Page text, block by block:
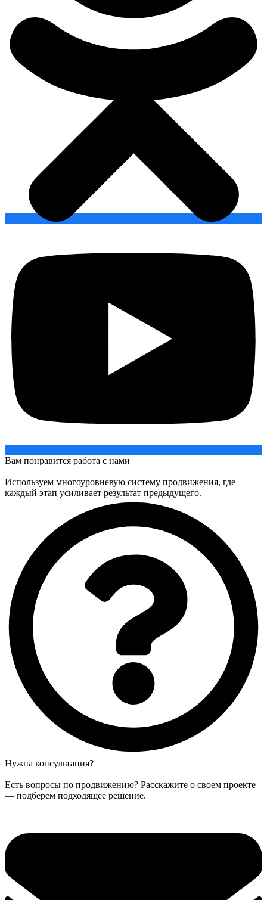
Вам понравится работа с нами
Используем многоуровневую систему продвижения, где
каждый этап усиливает результат предыдущего.
Нужна консультация?
Есть вопросы по продвижению? Расскажите о своем проекте
— подберем подходящее решение.